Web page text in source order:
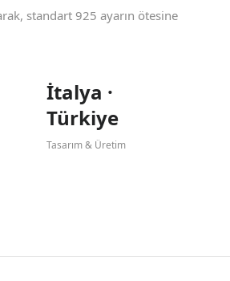
standart 925 ayarın ötesine
İtalya ·
Türkiye
Tasarım & Üretim